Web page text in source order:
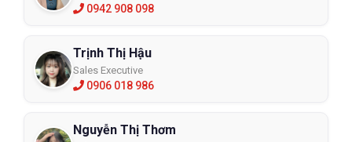
0942 908 098
Trịnh Thị Hậu
Sales Executive
0906 018 986
Nguyễn Thị Thơm